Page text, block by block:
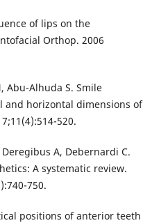
of lips on the
Orthop. 2006
Abu-Alhuda S. Smile
and horizontal dimensions of
520.
A, Debernardi C.
A systematic review.
750.
positions of anterior teeth